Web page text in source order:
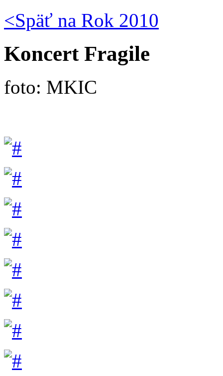
<Späť na Rok 2010
Koncert Fragile
foto: MKIC